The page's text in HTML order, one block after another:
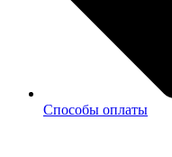
Способы оплаты